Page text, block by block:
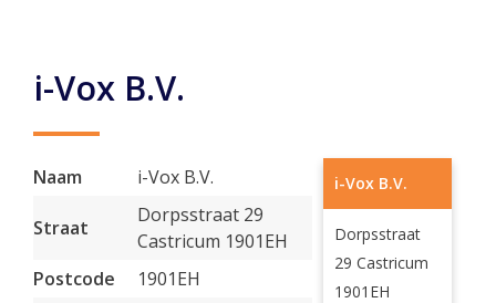
i-Vox B.V.
Naam i-Vox B.V.
Straat
Dorpsstraat 29
Castricum 1901EH
Postcode
1901EH
i-Vox B.V.
Dorpsstraat
29 Castricum
1901EH